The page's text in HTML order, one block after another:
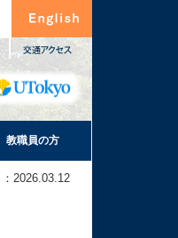
教職員の方
2026.03.12